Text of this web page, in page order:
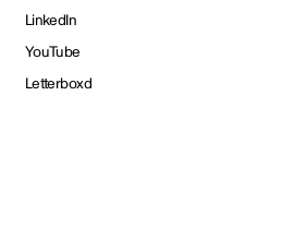
LinkedIn
YouTube
Letterboxd